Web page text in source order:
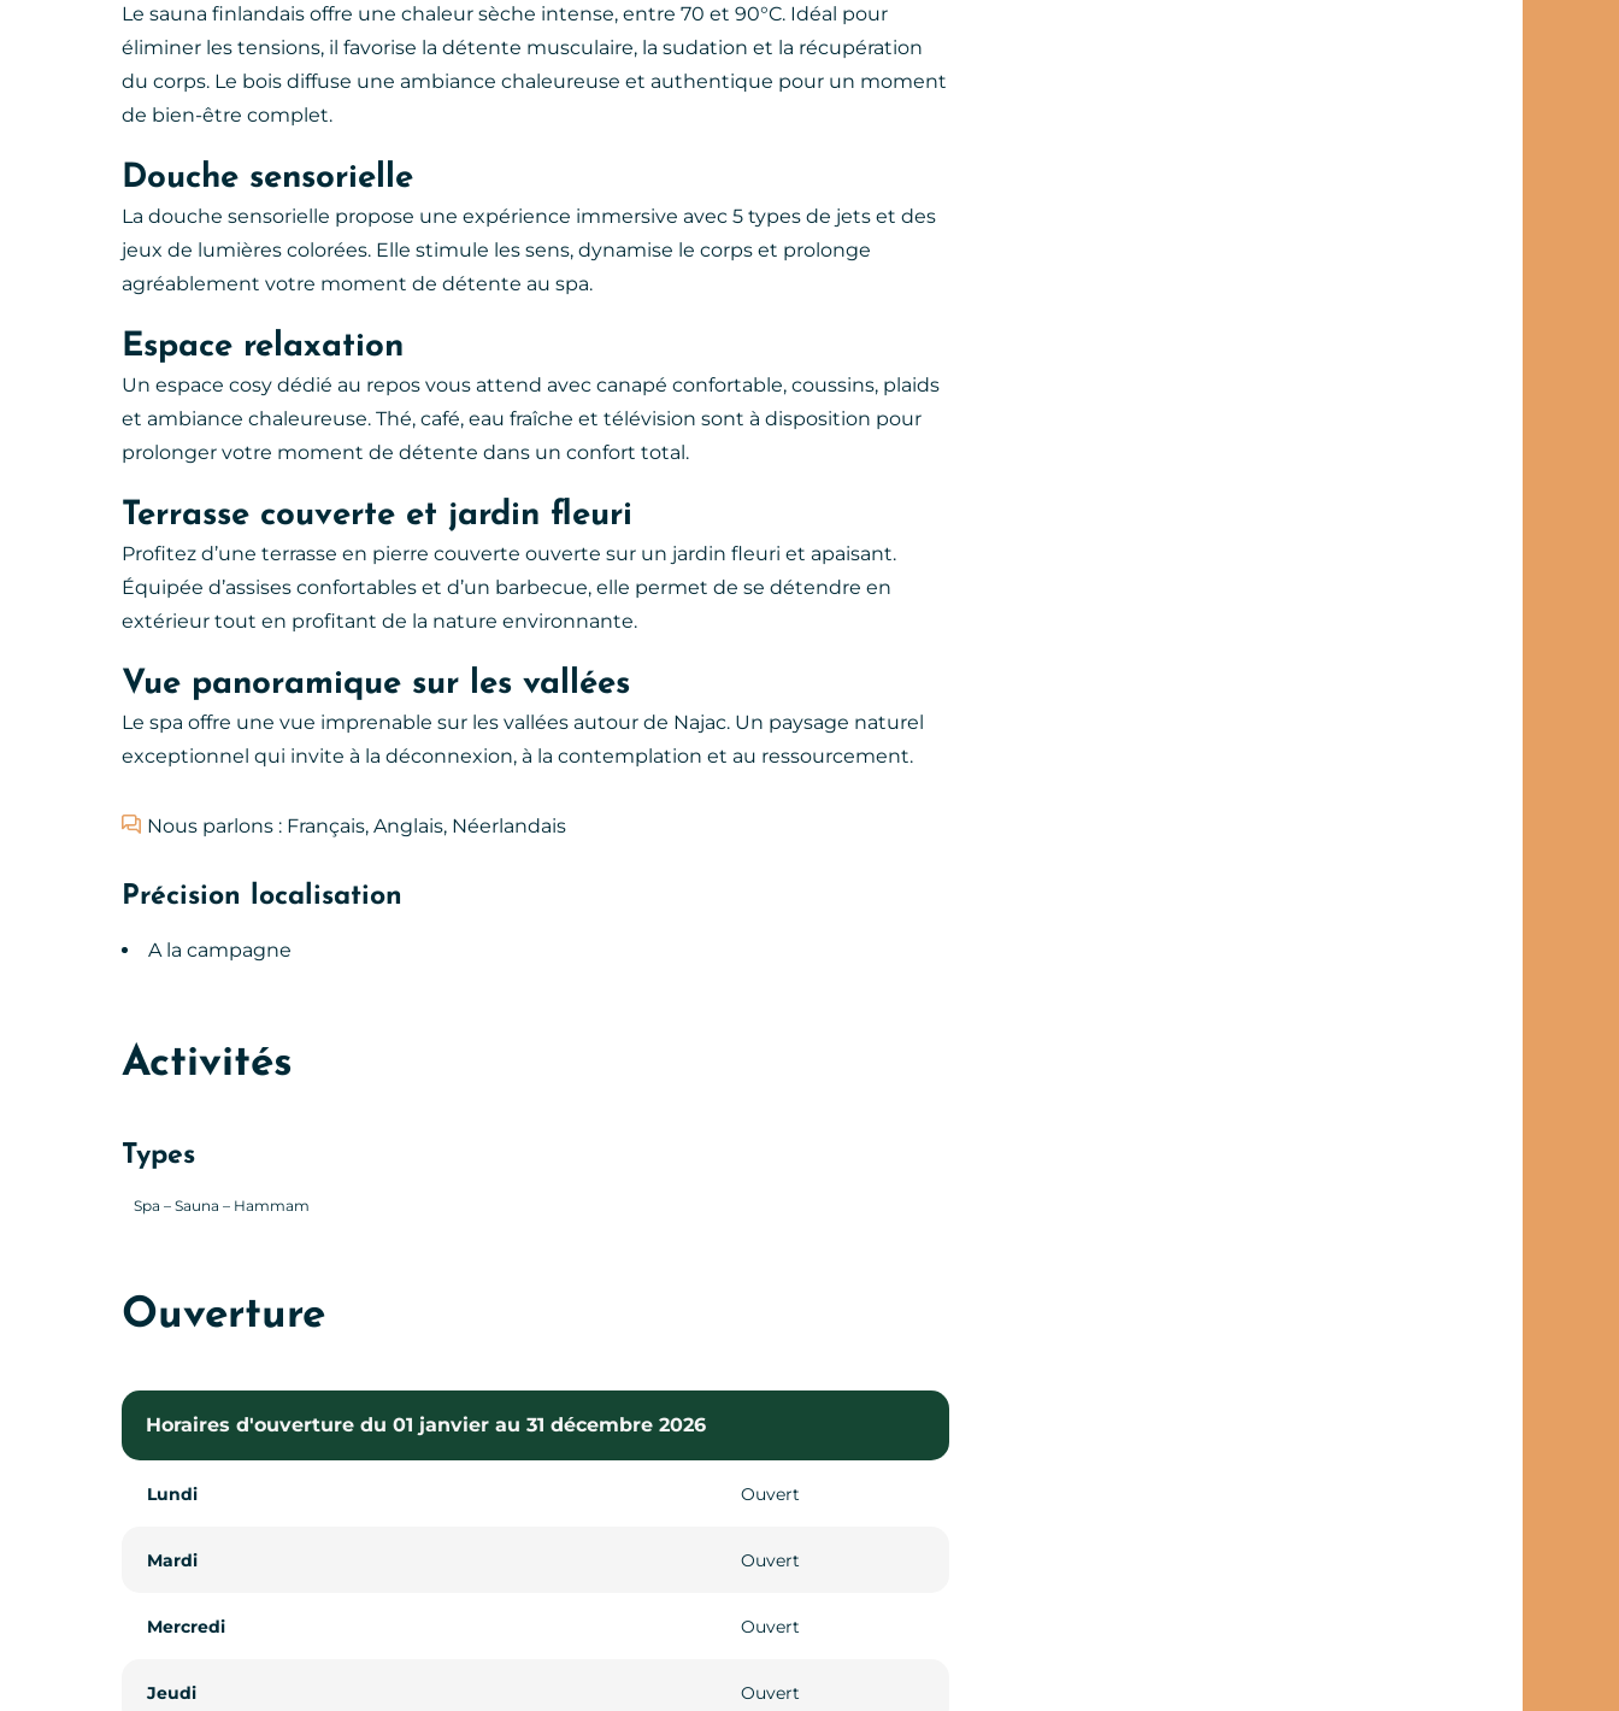
Le sauna finlandais offre une chaleur sèche intense, entre 70 et 90°C. Idéal pour
éliminer les tensions, il favorise la détente musculaire, la sudation et la récupération
du corps. Le bois diffuse une ambiance chaleureuse et authentique pour un moment
de bien-être complet.
Douche sensorielle
La douche sensorielle propose une expérience immersive avec 5 types de jets et des
jeux de lumières colorées. Elle stimule les sens, dynamise le corps et prolonge
agréablement votre moment de détente au spa.
Espace relaxation
Un espace cosy dédié au repos vous attend avec canapé confortable, coussins, plaids
et ambiance chaleureuse. Thé, café, eau fraîche et télévision sont à disposition pour
prolonger votre moment de détente dans un confort total.
Terrasse couverte et jardin fleuri
Profitez d’une terrasse en pierre couverte ouverte sur un jardin fleuri et apaisant.
Équipée d’assises confortables et d’un barbecue, elle permet de se détendre en
extérieur tout en profitant de la nature environnante.
Vue panoramique sur les vallées
Le spa offre une vue imprenable sur les vallées autour de Najac. Un paysage naturel
exceptionnel qui invite à la déconnexion, à la contemplation et au ressourcement.
Nous parlons : Français, Anglais, Néerlandais
Précision localisation
A la campagne
Activités
Types
Spa – Sauna – Hammam
Ouverture
Horaires d'ouverture du 01 janvier au 31 décembre 2026
Lundi Ouvert
Mardi Ouvert
Mercredi Ouvert
Jeudi Ouvert